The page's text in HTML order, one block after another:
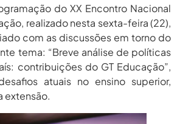
2026
MEC Autoriza 937 Novos Cargos Em
Institutos Federais...
Balanço Da 78ª SBPC: Na Primeira
Participação, PROIFES...
agosto
6, 2026
Profissionais De...
2026
do XX Encontro Nacional
realizado nesta sexta-feira (22),
com as discussões em torno do
tema: “Breve análise de políticas
contribuições do GT Educação”,
atuais no ensino superior,
extensão.